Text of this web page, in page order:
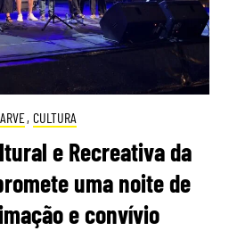
, CULTURA
e Recreativa da
uma noite de
e convívio